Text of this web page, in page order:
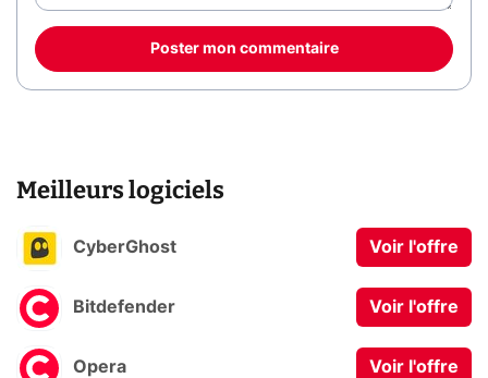
Poster mon commentaire
Meilleurs logiciels
CyberGhost Voir l'offre
Bitdefender Voir l'offre
Opera Voir l'offre